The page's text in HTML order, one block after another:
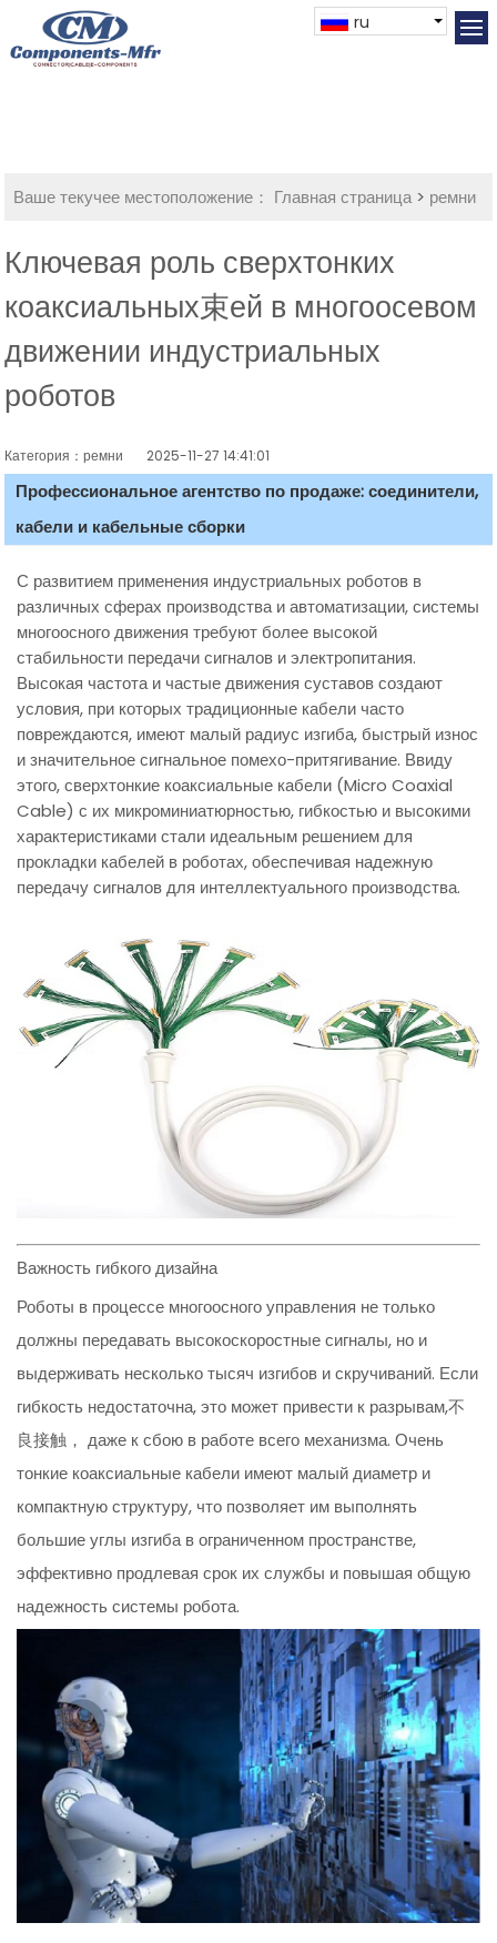
ru
Ваше текучее местоположение： Главная страница> ремни
Ключевая роль сверхтонких
коаксиальных束ей в многоосевом
движении индустриальных
роботов
Категория：ремни 2025-11-27 14:41:01
Профессиональное агентство по продаже: соединители,
кабели и кабельные сборки
С развитием применения индустриальных роботов в
различных сферах производства и автоматизации, системы
многоосного движения требуют более высокой
стабильности передачи сигналов и электропитания.
Высокая частота и частые движения суставов создают
условия, при которых традиционные кабели часто
повреждаются, имеют малый радиус изгиба, быстрый износ
и значительное сигнальное помехо-притягивание. Ввиду
этого, сверхтонкие коаксиальные кабели (Micro Coaxial
Cable) с их микроминиатюрностью, гибкостью и высокими
характеристиками стали идеальным решением для
прокладки кабелей в роботах, обеспечивая надежную
передачу сигналов для интеллектуального производства.
Важность гибкого дизайна
Роботы в процессе многоосного управления не только
должны передавать высокоскоростные сигналы, но и
выдерживать несколько тысяч изгибов и скручиваний. Если
гибкость недостаточна, это может привести к разрывам,不
良接触， даже к сбою в работе всего механизма. Очень
тонкие коаксиальные кабели имеют малый диаметр и
компактную структуру, что позволяет им выполнять
большие углы изгиба в ограниченном пространстве,
эффективно продлевая срок их службы и повышая общую
надежность системы робота.